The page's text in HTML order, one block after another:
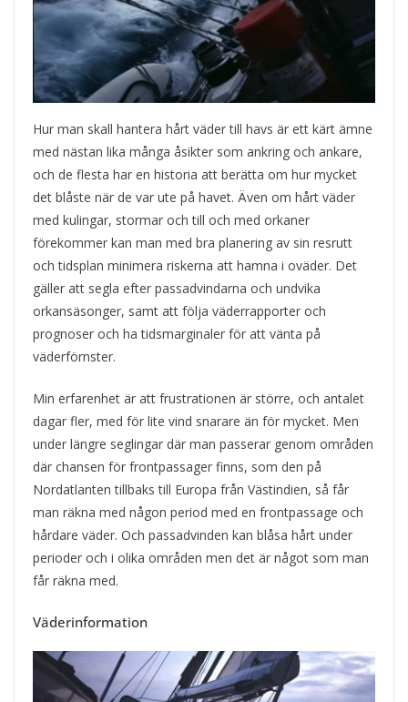
Hur man skall hantera hårt väder till havs är ett kärt ämne
med nästan lika många åsikter som ankring och ankare,
och de flesta har en historia att berätta om hur mycket
det blåste när de var ute på havet. Även om hårt väder
med kulingar, stormar och till och med orkaner
förekommer kan man med bra planering av sin resrutt
och tidsplan minimera riskerna att hamna i oväder. Det
gäller att segla efter passadvindarna och undvika
orkansäsonger, samt att följa väderrapporter och
prognoser och ha tidsmarginaler för att vänta på
väderförnster.
Min erfarenhet är att frustrationen är större, och antalet
dagar fler, med för lite vind snarare än för mycket. Men
under längre seglingar där man passerar genom områden
där chansen för frontpassager finns, som den på
Nordatlanten tillbaks till Europa från Västindien, så får
man räkna med någon period med en frontpassage och
hårdare väder. Och passadvinden kan blåsa hårt under
perioder och i olika områden men det är något som man
får räkna med.
Väderinformation